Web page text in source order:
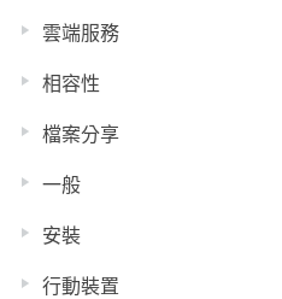
雲端服務
相容性
檔案分享
一般
安裝
行動裝置